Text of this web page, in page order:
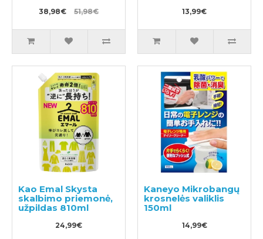
38,98€ 51,98€ 13,99€
Kao Emal Skysta
skalbimo priemonė,
užpildas 810ml
24,99€
Kaneyo Mikrobangų
krosnelės valiklis
150ml
14,99€